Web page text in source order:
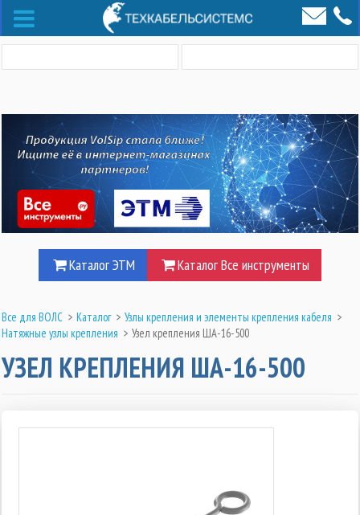
Каталог ЭТМ Каталог Все инструменты
Все для ВОЛС > Каталог > Узлы крепления и элементы крепления кабеля >
Натяжные узлы крепления > Узел крепления ША-16-500
УЗЕЛ КРЕПЛЕНИЯ ША-16-500